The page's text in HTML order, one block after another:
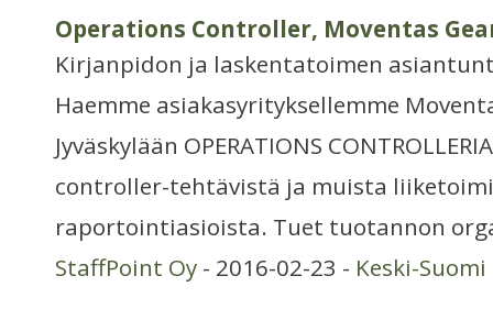
Operations Controller, Moventas
Kirjanpidon ja laskentatoimen
Haemme asiakasyrityksellemme
Jyväskylään OPERATIONS
controller-tehtävistä ja muista
raportointiasioista. Tuet tuotannon
StaffPoint Oy - 2016-02-23 - Keski-Suomi